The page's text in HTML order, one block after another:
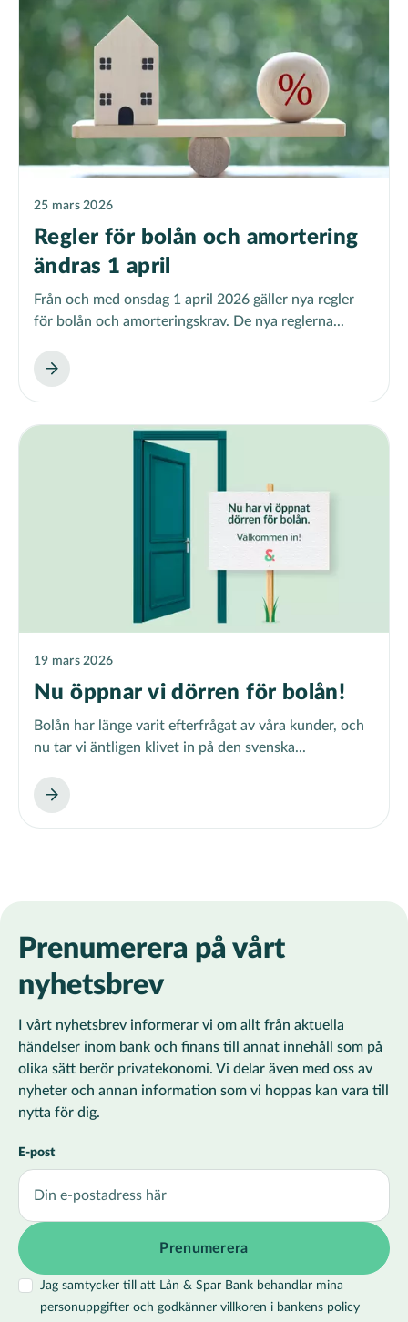
25 mars 2026
Regler för bolån och amortering
ändras 1 april
Från och med onsdag 1 april 2026 gäller nya regler
för bolån och amorteringskrav. De nya reglerna...
19 mars 2026
Nu öppnar vi dörren för bolån!
Bolån har länge varit efterfrågat av våra kunder, och
nu tar vi äntligen klivet in på den svenska...
Prenumerera på vårt
nyhetsbrev
I vårt nyhetsbrev informerar vi om allt från aktuella
händelser inom bank och finans till annat innehåll som på
olika sätt berör privatekonomi. Vi delar även med oss av
nyheter och annan information som vi hoppas kan vara till
nytta för dig.
E-post
Jag samtycker till att Lån & Spar Bank behandlar mina
personuppgifter och godkänner villkoren i bankens policy